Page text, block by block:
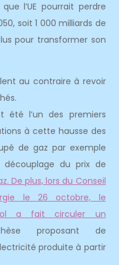
l’UE pourrait perdre
soit 1 000 milliards de
pour transformer son
au contraire à revoir
été l’un des premiers
à cette hausse des
de gaz par exemple
découplage du prix de
De plus, lors du Conseil
le 26 octobre, le
a fait circuler un
proposant de
produite à partir